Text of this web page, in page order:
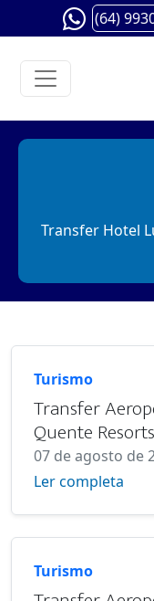
(64)
Transfer Hotel
Turismo
Transfer
Quente
07 de agosto de
Ler completa
Turismo